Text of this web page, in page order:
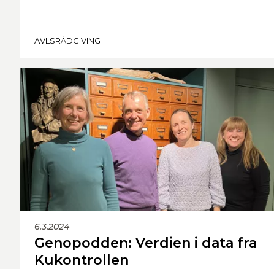
AVLSRÅDGIVING
6.3.2024
Genopodden: Verdien i data fra
Kukontrollen